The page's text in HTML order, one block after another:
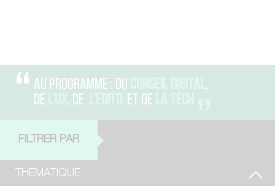
AU PROGRAMME : DU
,
DE
DE ET DE
FILTRER PAR
THÉMATIQUE